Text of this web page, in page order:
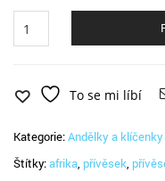
Afrika
To se mi líbí
Kategorie:Andělky a klíčenky
Štítky:afrika, přívěsek,